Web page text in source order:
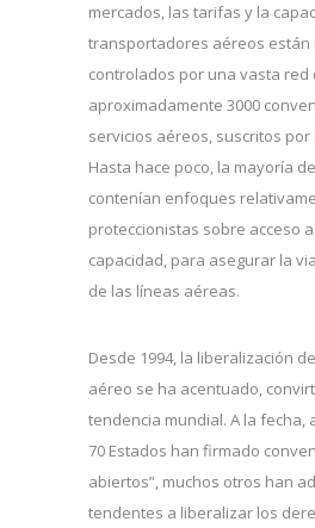
mercados, las tarifas y la
transportadores aéreos están
controlados por una vasta red
aproximadamente 3000
servicios aéreos, suscritos por
Hasta hace poco, la mayoría
contenían enfoques
proteccionistas sobre acceso
capacidad, para asegurar la
de las líneas aéreas.
Desde 1994, la liberalización
aéreo se ha acentuado,
tendencia mundial. A la fecha,
70 Estados han firmado
abiertos”, muchos otros han
tendentes a liberalizar los